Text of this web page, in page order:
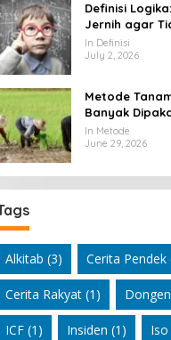
Definisi
Jernih agar
Terseret
In Definisi
July 2, 2026
Metode
Banyak
Cara
Modern
In Metode
June 29, 2026
Alkitab (3) Cerita Pendek
Cerita Rakyat(1)
ICF(1) Insiden (1)